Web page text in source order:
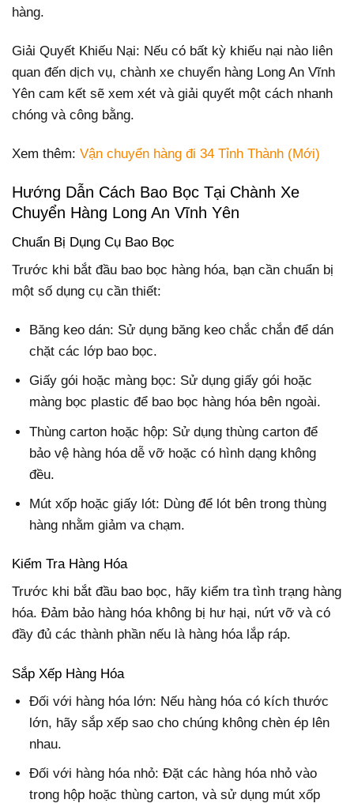
hàng.
Giải Quyết Khiếu Nại: Nếu có bất kỳ khiếu nại nào liên
quan đến dịch vụ, chành xe chuyển hàng Long An Vĩnh
Yên cam kết sẽ xem xét và giải quyết một cách nhanh
chóng và công bằng.
Xem thêm: Vận chuyển hàng đi 34 Tỉnh Thành (Mới)
Hướng Dẫn Cách Bao Bọc Tại Chành Xe
Chuyển Hàng Long An Vĩnh Yên
Chuẩn Bị Dụng Cụ Bao Bọc
Trước khi bắt đầu bao bọc hàng hóa, bạn cần chuẩn bị
một số dụng cụ cần thiết:
Băng keo dán: Sử dụng băng keo chắc chắn để dán
chặt các lớp bao bọc.
Giấy gói hoặc màng bọc: Sử dụng giấy gói hoặc
màng bọc plastic để bao bọc hàng hóa bên ngoài.
Thùng carton hoặc hộp: Sử dụng thùng carton để
bảo vệ hàng hóa dễ vỡ hoặc có hình dạng không
đều.
Mút xốp hoặc giấy lót: Dùng để lót bên trong thùng
hàng nhằm giảm va chạm.
Kiểm Tra Hàng Hóa
Trước khi bắt đầu bao bọc, hãy kiểm tra tình trạng hàng
hóa. Đảm bảo hàng hóa không bị hư hại, nứt vỡ và có
đầy đủ các thành phần nếu là hàng hóa lắp ráp.
Sắp Xếp Hàng Hóa
Đối với hàng hóa lớn: Nếu hàng hóa có kích thước
lớn, hãy sắp xếp sao cho chúng không chèn ép lên
nhau.
Đối với hàng hóa nhỏ: Đặt các hàng hóa nhỏ vào
trong hộp hoặc thùng carton, và sử dụng mút xốp